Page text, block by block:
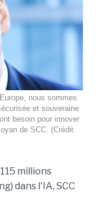
nous sommes
et souveraine
besoin pour innover
de SCC. (Crédit
millions
dans l'IA, SCC